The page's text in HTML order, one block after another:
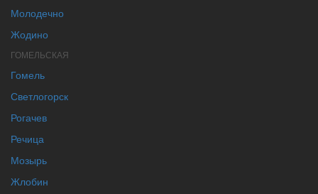
Молодечно
Жодино
ГОМЕЛЬСКАЯ
Гомель
Светлогорск
Рогачев
Речица
Мозырь
Жлобин